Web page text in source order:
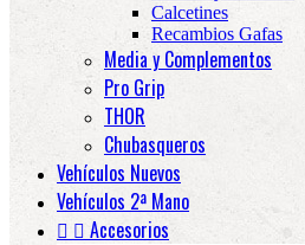
Calcetines
Recambios Gafas
Media y Complementos
Pro Grip
THOR
Chubasqueros
Vehículos Nuevos
Vehículos 2ª Mano
  Accesorios